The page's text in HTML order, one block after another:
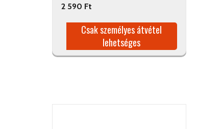
2 590 Ft
Csak személyes átvétel
lehetséges